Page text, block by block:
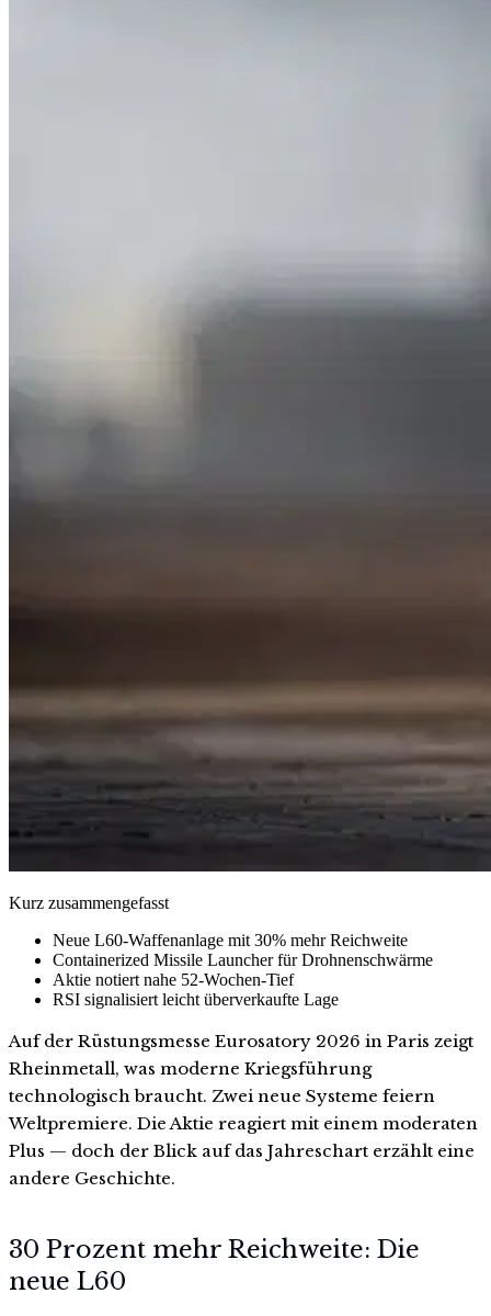
Kurz zusammengefasst
Neue L60-Waffenanlage mit 30% mehr Reichweite
Containerized Missile Launcher für Drohnenschwärme
Aktie notiert nahe 52-Wochen-Tief
RSI signalisiert leicht überverkaufte Lage
Auf der Rüstungsmesse Eurosatory 2026 in Paris zeigt
Rheinmetall, was moderne Kriegsführung
technologisch braucht. Zwei neue Systeme feiern
Weltpremiere. Die Aktie reagiert mit einem moderaten
Plus — doch der Blick auf das Jahreschart erzählt eine
andere Geschichte.
30 Prozent mehr Reichweite: Die
neue L60